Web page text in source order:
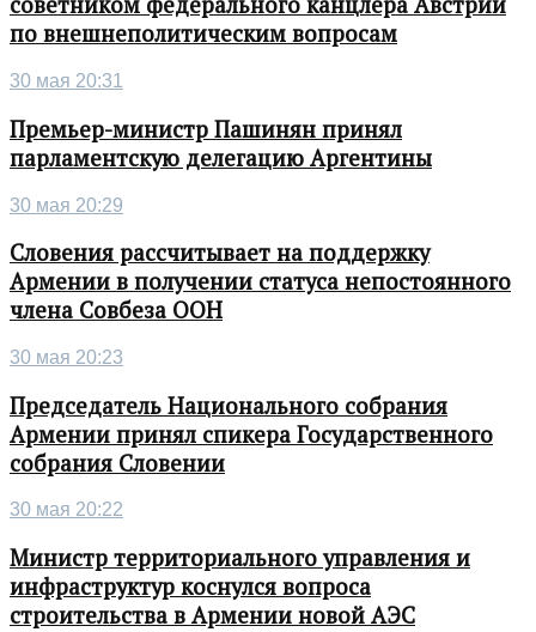
по внешнеполитическим вопросам
30 мая 20:31
Премьер-министр Пашинян принял
парламентскую делегацию Аргентины
30 мая 20:29
Словения рассчитывает на поддержку
Армении в получении статуса непостоянного
члена Совбеза ООН
30 мая 20:23
Председатель Национального собрания
Армении принял спикера Государственного
собрания Словении
30 мая 20:22
Министр территориального управления и
инфраструктур коснулся вопроса
строительства в Армении новой АЭС